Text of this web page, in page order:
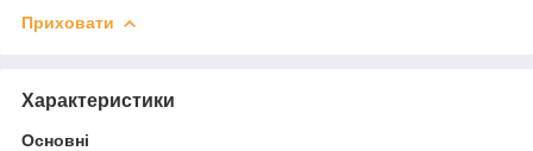
Приховати
Характеристики
Основні